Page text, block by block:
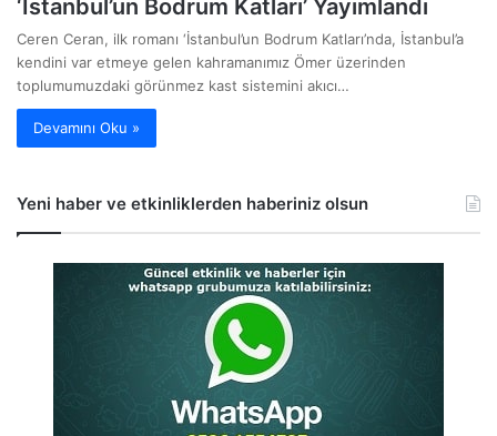
‘İstanbul’un Bodrum Katları’ Yayımlandı
Ceren Ceran, ilk romanı ‘İstanbul’un Bodrum Katları’nda, İstanbul’a
kendini var etmeye gelen kahramanımız Ömer üzerinden
toplumumuzdaki görünmez kast sistemini akıcı…
Devamını Oku »
Yeni haber ve etkinliklerden haberiniz olsun